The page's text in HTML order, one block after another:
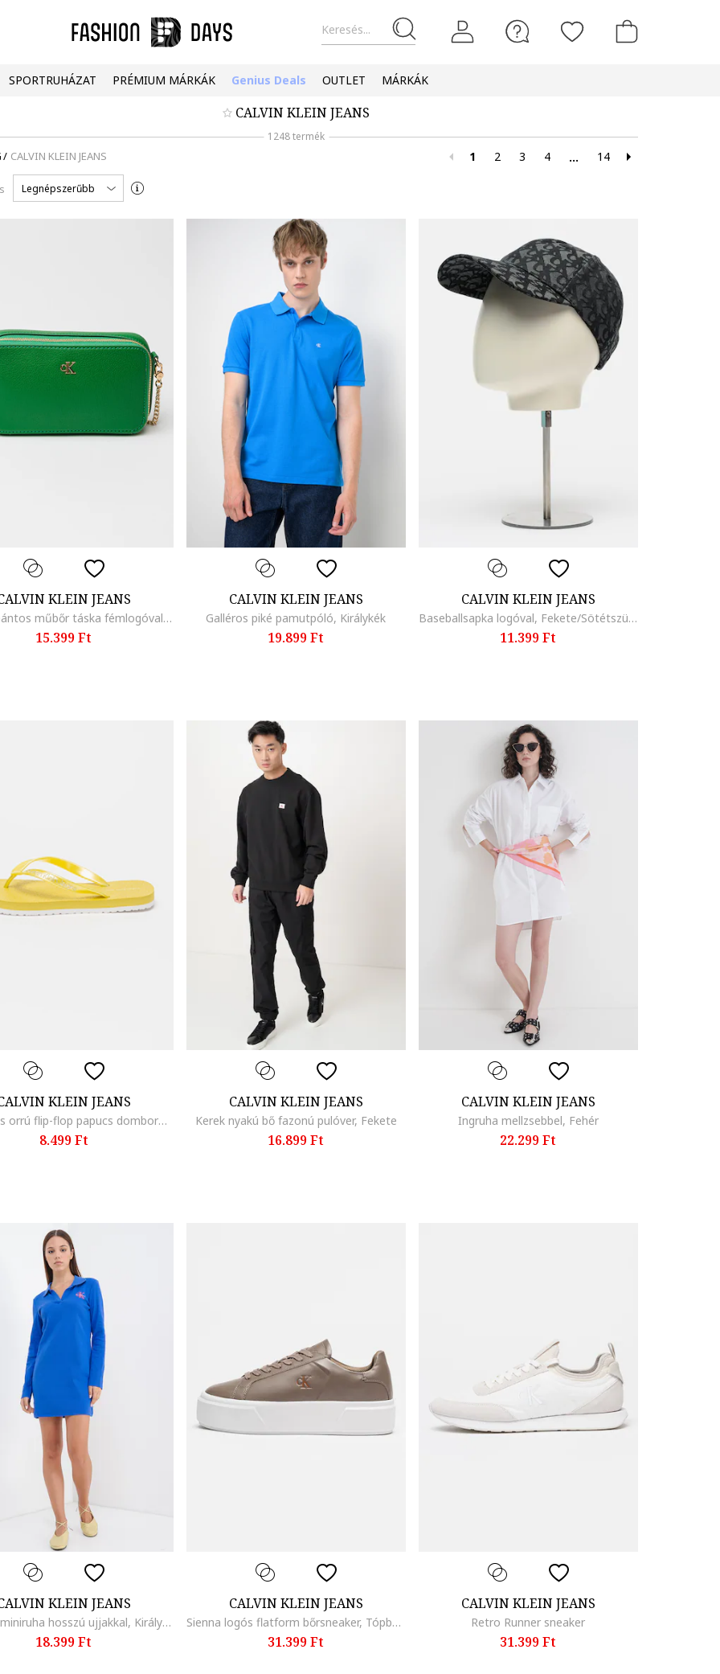
Keresés...
SPORTRUHÁZAT PRÉMIUM MÁRKÁK Genius Deals OUTLET MÁRKÁK
CALVIN KLEIN JEANS
1248 termék
/ CALVIN KLEIN JEANS 1 2 3 4 ... 14
Legnépszerűbb
KLEIN JEANS
Keresztpántos műbőr táska fémlogóval, Zöld
15.399 Ft
CALVIN KLEIN JEANS
Galléros piké pamutpóló, Királykék
19.899 Ft
CALVIN KLEIN JEANS
Baseballsapka logóval, Fekete/Sötétszürke
11.399 Ft
KLEIN JEANS
Szögletes orrú flip-flop papucs domború logóval, Mustársárga
8.499 Ft
CALVIN KLEIN JEANS
Kerek nyakú bő fazonú pulóver, Fekete
16.899 Ft
CALVIN KLEIN JEANS
Ingruha mellzsebbel, Fehér
22.299 Ft
KLEIN JEANS
Galléros miniruha hosszú ujjakkal, Királykék
18.399 Ft
CALVIN KLEIN JEANS
Sienna logós flatform bőrsneaker, Tópbarna
31.399 Ft
CALVIN KLEIN JEANS
Retro Runner sneaker
31.399 Ft